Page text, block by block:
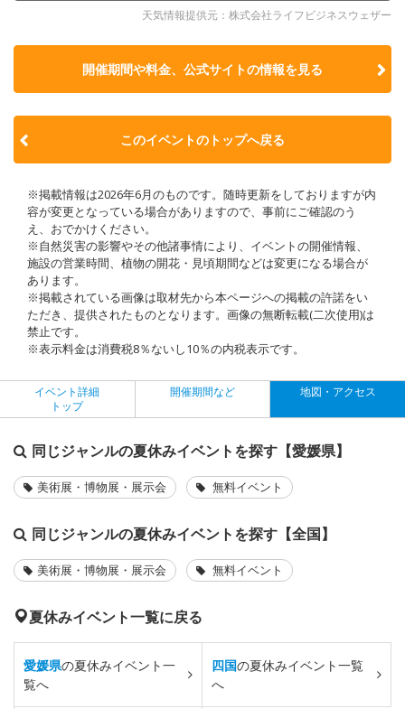
天気情報提供元：株式会社ライフビジネスウェザー
開催期間や料金、公式サイトの情報を見る
このイベントのトップへ戻る
※掲載情報は2026年6月のものです。随時更新をしておりますが内
容が変更となっている場合がありますので、事前にご確認のう
え、おでかけください。
※自然災害の影響やその他諸事情により、イベントの開催情報、
施設の営業時間、植物の開花・見頃期間などは変更になる場合が
あります。
※掲載されている画像は取材先から本ページへの掲載の許諾をい
ただき、提供されたものとなります。画像の無断転載(二次使用)は
禁止です。
※表示料金は消費税8％ないし10％の内税表示です。
イベント詳細
トップ
開催期間など 地図・アクセス
同じジャンルの夏休みイベントを探す【愛媛県】
美術展・博物展・展示会 無料イベント
同じジャンルの夏休みイベントを探す【全国】
美術展・博物展・展示会 無料イベント
夏休みイベント一覧に戻る
愛媛県の夏休みイベント一
覧へ
四国の夏休みイベント一覧
へ